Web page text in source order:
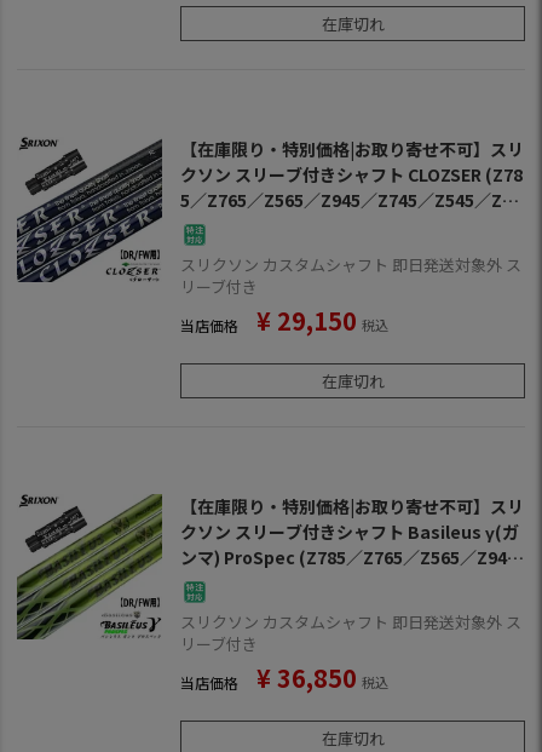
在庫切れ
【在庫限り・特別価格|お取り寄せ不可】スリ
クソン スリーブ付きシャフト CLOZSER (Z78
5／Z765／Z565／Z945／Z745／Z545／Z92
5／Z725／Z525／ZF45)
スリクソン カスタムシャフト 即日発送対象外 ス
リーブ付き
当店価格 ¥ 29,150 税込
在庫切れ
【在庫限り・特別価格|お取り寄せ不可】スリ
クソン スリーブ付きシャフト Basileus γ(ガ
ンマ) ProSpec (Z785／Z765／Z565／Z945
／Z745／Z545／Z925／Z725／Z525／ZF4
5)
スリクソン カスタムシャフト 即日発送対象外 ス
リーブ付き
当店価格 ¥36,850 税込
在庫切れ